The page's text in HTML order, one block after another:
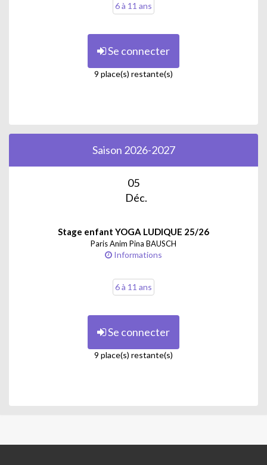
6 à 11 ans
Se connecter
9 place(s) restante(s)
Saison 2026-2027
05
Déc.
Stage enfant YOGA LUDIQUE 25/26
Paris Anim Pina BAUSCH
Informations
6 à 11 ans
Se connecter
9 place(s) restante(s)